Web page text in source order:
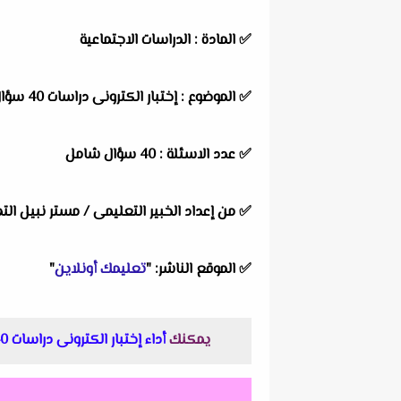
✅ المادة : الدراسات الاجتماعية
✅ الموضوع : إختبار الكترونى دراسات 40 سؤال على مقرر شهر اكتوبر
✅ عدد الاسئلة : 40 سؤال شامل
✅ من إعداد الخبير التعليمى / مستر نبيل
✅ الموقع الناشر: "تعليمك أونلاين"
يمكنكأداء إختبار الكترونى دراسات 40 سؤال على مقرر شهر اكتوبر خامسة ابتدائى ترم اول مستر نبيل التميمي